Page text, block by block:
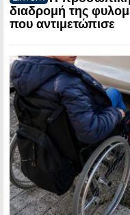
διαδρομή της
που αντιμετώπισε